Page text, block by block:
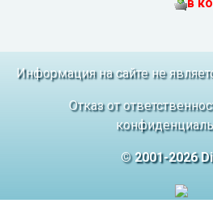
Информация на сайте не
Отказ от
© 2001-2026